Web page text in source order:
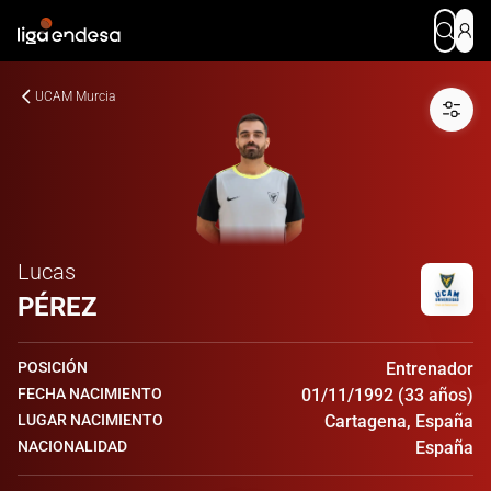
UCAM Murcia
Lucas
PÉREZ
POSICIÓN Entrenador
FECHA NACIMIENTO 01/11/1992 (33 años)
LUGAR NACIMIENTO Cartagena, España
NACIONALIDAD España